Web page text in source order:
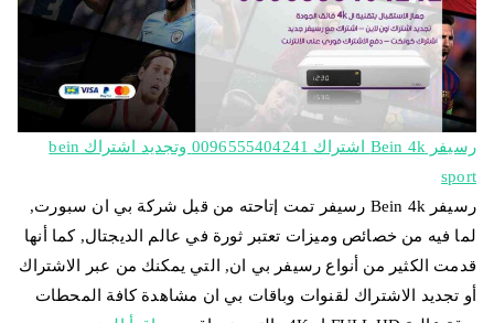
رسيفر Bein 4k اشتراك 0096555404241 وتجديد اشتراك bein
sport
رسيفر Bein 4k رسيفر تمت إتاحته من قبل شركة بي ان سبورت,
لما فيه من خصائص وميزات تعتبر ثورة في عالم الديجتال, كما أنها
قدمت الكثير من أنواع رسيفر بي ان, التي يمكنك من عبر الاشتراك
أو تجديد الاشتراك لقنوات وباقات بي ان مشاهدة كافة المحطات